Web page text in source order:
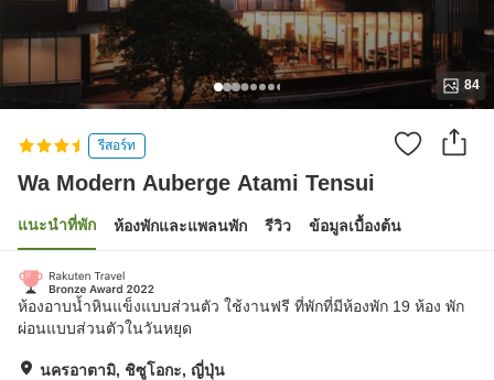
84
รีสอร์ท
Wa Modern Auberge Atami Tensui
แนะนำที่พัก ห้องพักและแพลนพัก รีวิว ข้อมูลเบื้องต้น
ห้องอาบน้ำหินแข็งแบบส่วนตัว ใช้งานฟรี ที่พักที่มีห้องพัก 19 ห้อง พัก
ผ่อนแบบส่วนตัวในวันหยุด
นครอาตามิ, ชิซูโอกะ, ญี่ปุ่น